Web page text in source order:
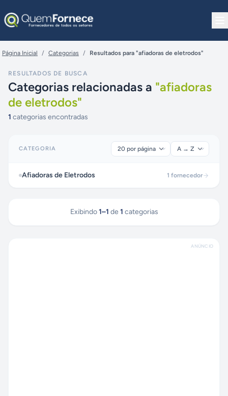
Página Inicial / Categorias / Resultados para "afiadoras de eletrodos"
RESULTADOS DE BUSCA
Categorias relacionadas a "afiadoras
de eletrodos"
1 categorias encontradas
CATEGORIA
Afiadoras de Eletrodos 1 fornecedor
Exibindo 1–1 de 1 categorias
ANÚNCIO